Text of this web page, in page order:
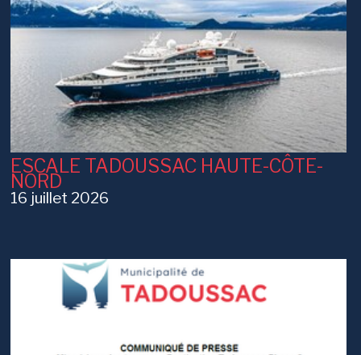
ESCALE TADOUSSAC HAUTE-CÔTE-
NORD
16 juillet 2026